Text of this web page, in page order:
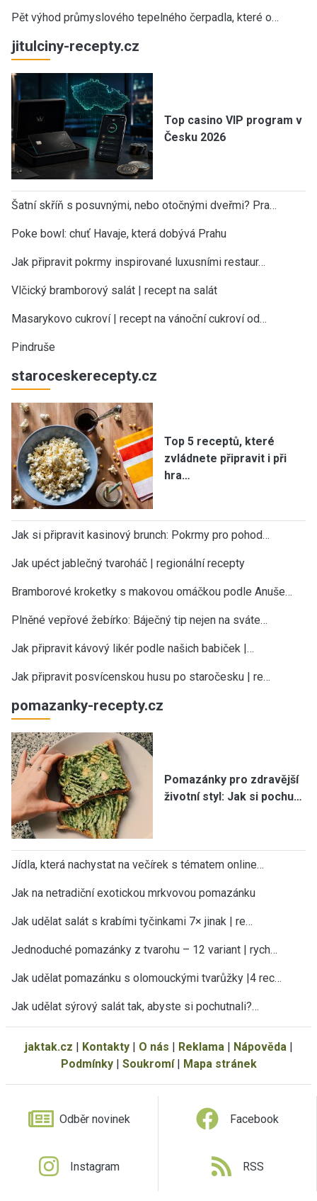
Pět výhod průmyslového tepelného čerpadla, které o…
jitulciny-recepty.cz
Top casino VIP program v
Česku 2026
Šatní skříň s posuvnými, nebo otočnými dveřmi? Pra…
Poke bowl: chuť Havaje, která dobývá Prahu
Jak připravit pokrmy inspirované luxusními restaur…
Vlčický bramborový salát | recept na salát
Masarykovo cukroví | recept na vánoční cukroví od…
Pindruše
staroceskerecepty.cz
Top 5 receptů, které
zvládnete připravit i při
hra…
Jak si připravit kasinový brunch: Pokrmy pro pohod…
Jak upéct jablečný tvaroháč | regionální recepty
Bramborové kroketky s makovou omáčkou podle Anuše…
Plněné vepřové žebírko: Báječný tip nejen na sváte…
Jak připravit kávový likér podle našich babiček |…
Jak připravit posvícenskou husu po staročesku | re…
pomazanky-recepty.cz
Pomazánky pro zdravější
životní styl: Jak si pochu…
Jídla, která nachystat na večírek s tématem online…
Jak na netradiční exotickou mrkvovou pomazánku
Jak udělat salát s krabími tyčinkami 7× jinak | re…
Jednoduché pomazánky z tvarohu – 12 variant | rych…
Jak udělat pomazánku s olomouckými tvarůžky |4 rec…
Jak udělat sýrový salát tak, abyste si pochutnali?…
jaktak.cz | Kontakty| O nás | Reklama| Nápověda|
Podmínky| Soukromí| Mapa stránek
Odběr novinek Facebook
Instagram RSS